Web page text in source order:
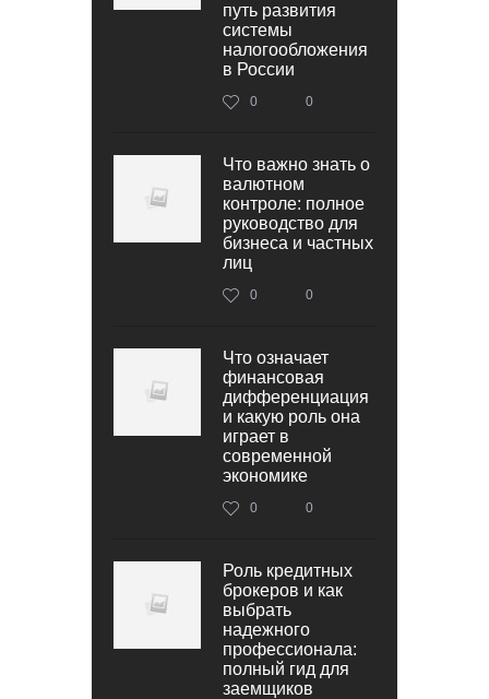
путь развития
системы
налогообложения
в России
0 0
Что важно знать о
валютном
контроле: полное
руководство для
бизнеса и частных
лиц
0 0
Что означает
финансовая
дифференциация
и какую роль она
играет в
современной
экономике
0 0
Роль кредитных
брокеров и как
выбрать
надежного
профессионала:
полный гид для
заемщиков